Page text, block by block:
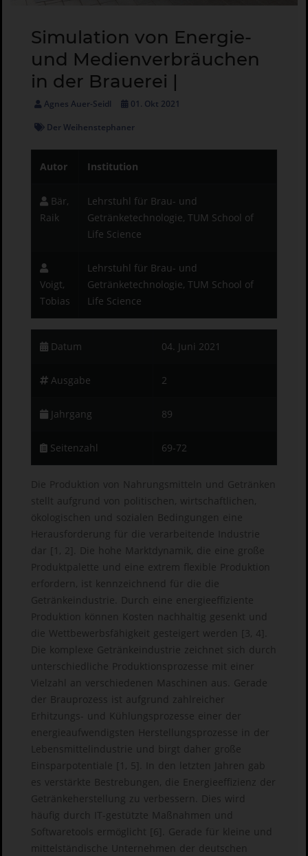
Simulation von Energie-
und Medienverbräuchen
in der Brauerei |
Agnes Auer-Seidl
01. Okt 2021
Der Weihenstephaner
Autor Institution
Bär,
Raik
Lehrstuhl für Brau- und
Getränketechnologie, TUM School of
Life Science
Voigt,
Tobias
Lehrstuhl für Brau- und
Getränketechnologie, TUM School of
Life Science
Datum 04. Juni 2021
Ausgabe 2
Jahrgang 89
Seitenzahl 69-72
Die Produktion von Nahrungsmitteln und Getränken
stellt aufgrund von politischen, wirtschaftlichen,
ökologischen und sozialen Bedingungen eine
Herausforderung für die verarbeitende Industrie
dar [1, 2]. Die hohe Marktdynamik, die eine große
Produktpalette und eine extrem flexible Produktion
erfordern, ist kennzeichnend für die die
Getränkeindustrie. Durch eine energieeffiziente
Produktion können Kosten nachhaltig gesenkt und
die Wettbewerbsfähigkeit gesteigert werden [3, 4].
Die komplexe Getränkeindustrie zeichnet sich durch
unterschiedliche Produktionsprozesse mit einer
Vielzahl an verschiedenen Maschinen aus. Gerade
der Brauprozess ist aufgrund zahlreicher
Erhitzungs- und Kühlungsprozesse einer der
energieaufwendigsten Herstellungsprozesse in der
Lebensmittelindustrie und birgt daher große
Einsparpotentiale [1, 5]. In den letzten Jahren gab
es verstärkte Bestrebungen, die Energieeffizienz der
Getränkeherstellung zu verbessern. Dies wird
häufig durch IT-gestützte Maßnahmen und
Softwaretools ermöglicht [6]. Gerade für kleine und
mittelständische Unternehmen der deutschen